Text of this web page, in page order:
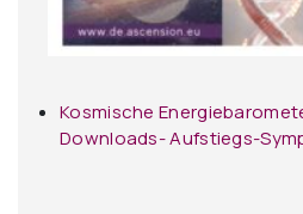
Kosmische
Downloads- Aufstiegs-